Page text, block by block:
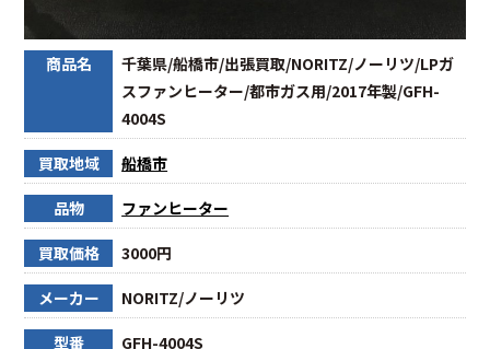
商品名
千葉県/船橋市/出張買取/NORITZ/ノーリツ/LPガ
スファンヒーター/都市ガス用/2017年製/GFH-
4004S
買取地域 船橋市
品物 ファンヒーター
買取価格 3000円
メーカー NORITZ/ノーリツ
型番 GFH-4004S